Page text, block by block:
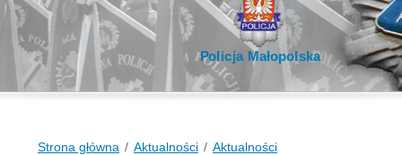
Policja Małopolska
Strona główna Aktualności Aktualności